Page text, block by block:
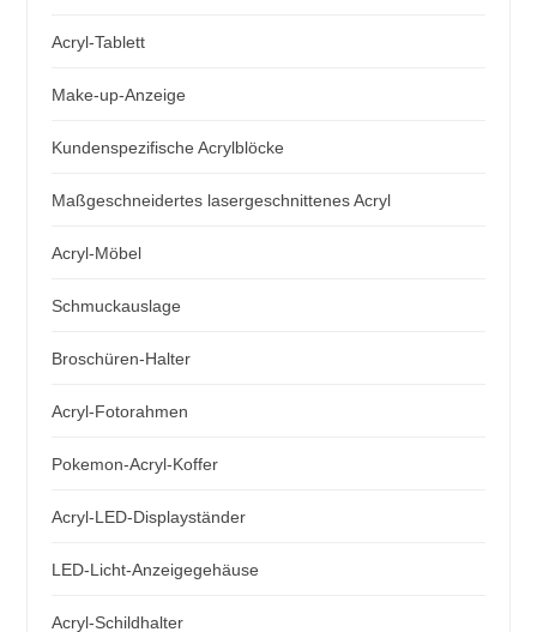
Acryl-Tablett
Make-up-Anzeige
Kundenspezifische Acrylblöcke
Maßgeschneidertes lasergeschnittenes Acryl
Acryl-Möbel
Schmuckauslage
Broschüren-Halter
Acryl-Fotorahmen
Pokemon-Acryl-Koffer
Acryl-LED-Displayständer
LED-Licht-Anzeigegehäuse
Acryl-Schildhalter